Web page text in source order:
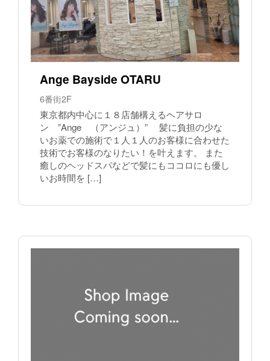
Ange Bayside OTARU
6番街2F
東京都内中心に１８店舗構えるヘアサロ
ン ”Ange （アンジュ）” 髪に負担の少な
いお薬での施術で１人１人のお客様に合わせた
技術でお客様のなりたい！を叶えます。 また
癒しのヘッドスパなどで髪にもココロにも優し
いお時間を […]